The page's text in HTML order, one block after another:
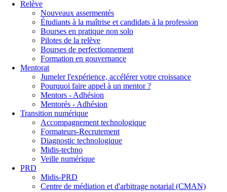
Relève
Nouveaux assermentés
Étudiants à la maîtrise et candidats à la profession
Bourses en pratique non solo
Pilotes de la relève
Bourses de perfectionnement
Formation en gouvernance
Mentorat
Jumeler l'expérience, accélérer votre croissance
Pourquoi faire appel à un mentor ?
Mentors - Adhésion
Mentorés - Adhésion
Transition numérique
Accompagnement technologique
Formateurs-Recrutement
Diagnostic technologique
Midis-techno
Veille numérique
PRD
Midis-PRD
Centre de médiation et d'arbitrage notarial (CMAN)